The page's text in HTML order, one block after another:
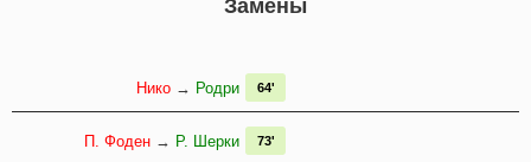
Замены
Нико → Родри 64'
П. Фоден → Р. Шерки 73'